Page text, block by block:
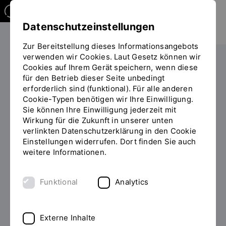
Sie
befinden
sich
auf
der
Seite
"Detailansicht"
Studieren Studiengangübersicht
INHALT
MASTER OF ENGINEERING
(M.ENG.)
berufsbegleitend studieren
oder Cybersecurity – unser berufsbegleitender
Datenschutzeinstellungen
Zur Bereitstellung dieses Informationsangebots
verwenden wir Cookies. Laut Gesetz können wir
Cookies auf Ihrem Gerät speichern, wenn diese
für den Betrieb dieser Seite unbedingt
erforderlich sind (funktional). Für alle anderen
Cookie-Typen benötigen wir Ihre Einwilligung.
Sie können Ihre Einwilligung jederzeit mit
Wirkung für die Zukunft in unserer unten
verlinkten Datenschutzerklärung in den Cookie
Einstellungen widerrufen. Dort finden Sie auch
weitere Informationen.
Funktional Analytics
Externe Inhalte